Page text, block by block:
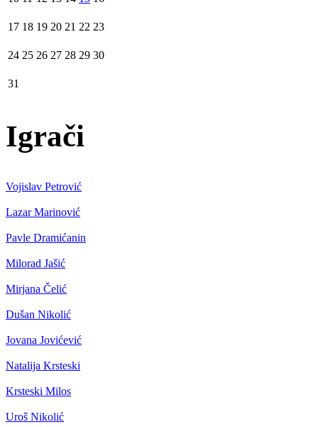
17 18 19 20 21 22 23
24 25 26 27 28 29 30
31
Igrači
Vojislav Petrović
Lazar Marinović
Pavle Dramićanin
Milorad Jašić
Mirjana Čelić
Dušan Nikolić
Jovana Jovićević
Natalija Krsteski
Krsteski Milos
Uroš Nikolić